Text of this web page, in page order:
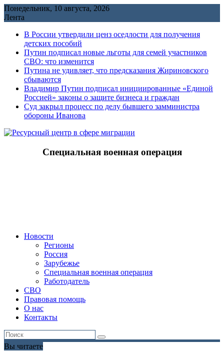
Перейти
к
Понедельник, 10 августа, 2026
Лента
В России утвердили ценз оседлости для получения
детских пособий
Путин подписал новые льготы для семей участников
СВО: что изменится
Путина не удивляет, что предсказания Жириновского
сбываются
Владимир Путин подписал инициированные «Единой
Россией» законы о защите бизнеса и граждан
Cуд закрыл процесс по делу бывшего замминистра
обороны Иванова
Специальная военная операция
Новости
Регионы
Россия
Зарубежье
Специальная военная операция
Работодатель
СВО
Правовая помощь
О нас
Контакты
Вы читаете